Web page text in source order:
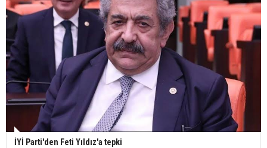
İYİ Parti'den Feti Yıldız'a tepki